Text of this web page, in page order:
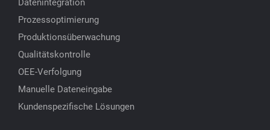
Datenintegration
Prozessoptimierung
Produktionsüberwachung
Qualitätskontrolle
OEE-Verfolgung
Manuelle Dateneingabe
Kundenspezifische Lösungen